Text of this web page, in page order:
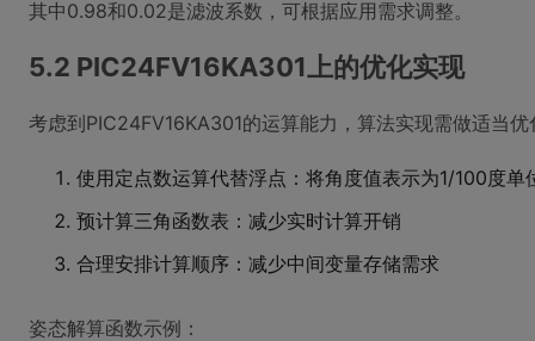
其中0.98和0.02是滤波系数，可根据应用需求调整。
5.2 PIC24FV16KA301上的优化实现
考虑到PIC24FV16KA301的运算能力，算法实现需做适当优
使用定点数运算代替浮点：将角度值表示为1/100度单
预计算三角函数表：减少实时计算开销
合理安排计算顺序：减少中间变量存储需求
姿态解算函数示例：